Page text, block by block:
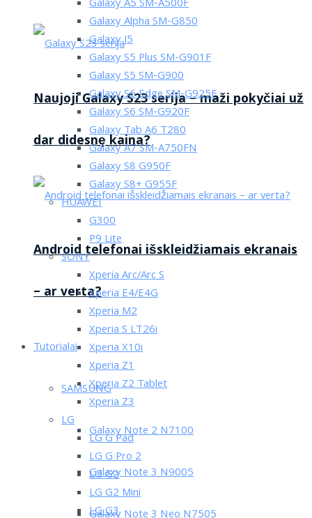
Naujoji Galaxy S23 serija – maži pokyčiai už
dar didesnę kaina?
Android telefonai išskleidžiamais ekranais
– ar verta?
Tutorialai
SAMSUNG
Galaxy Note 2 N7100
Galaxy Note 3 N9005
Galaxy A5 SM-A500F
Galaxy Alpha SM-G850
Galaxy J5
Galaxy S5 Plus SM-G901F
Galaxy S5 SM-G900
Galaxy S6 Edge SM-G925F
Galaxy S6 SM-G920F
Galaxy Tab A6 T280
Galaxy A7 SM-A750FN
Galaxy S8 G950F
Galaxy S8+ G955F
HUAWEI
G300
P9 Lite
SONY
Xperia Arc/Arc S
Xperia E4/E4G
Xperia M2
Xperia S LT26i
Xperia X10i
Xperia Z1
Xperia Z2 Tablet
Xperia Z3
LG
LG G Pad
LG G Pro 2
LG G2
LG G2 Mini
LG G3